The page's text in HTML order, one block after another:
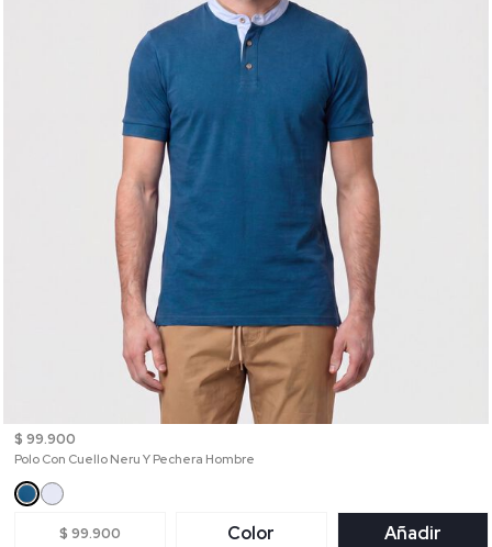
$ 99.900
Polo Con Cuello Neru Y Pechera Hombre
$ 99.900 Color Añadir